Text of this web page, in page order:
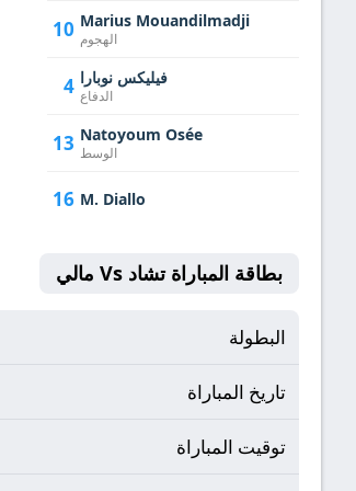
10 Marius Mouandilmadji
الهجوم
4 فيليكس نوبارا
الدفاع
13 Natoyoum Osée
الوسط
16 M. Diallo
بطاقة المباراة تشاد Vs مالي
البطولة
تاريخ المباراة
توقيت المباراة